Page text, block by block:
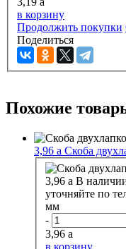
в корзину
Продолжить покупки
Поделиться
Похожие
3,96 a Скоба
3,96 a В
уточняйте по
мм
-
3,96 a